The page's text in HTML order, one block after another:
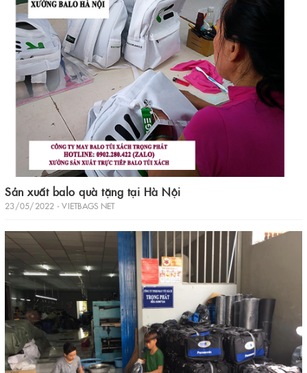
Sản xuất balo quà tặng tại Hà Nội
23/05/2022 - VIETBAGS NET